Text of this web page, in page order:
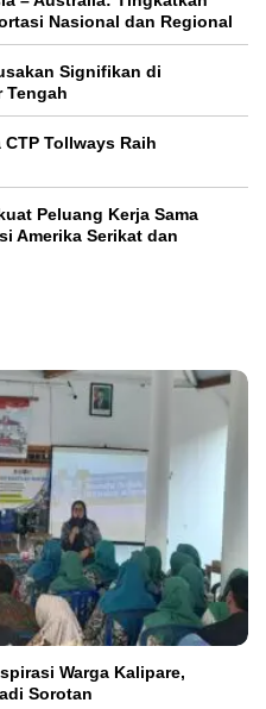
Nasional dan Regional
Signifikan di
Tengah
Tollways Raih
Peluang Kerja Sama
Amerika Serikat dan
Warga Kalipare,
Sorotan